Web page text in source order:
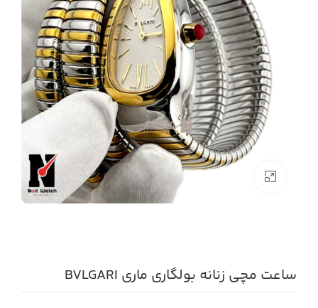
ساعت مچی زنانه بولگاری ماری BVLGARI